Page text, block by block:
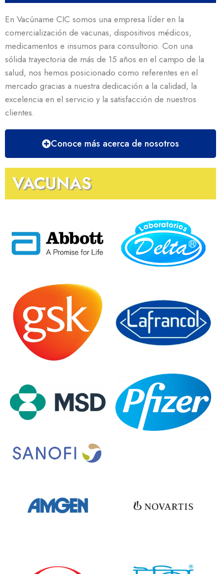
En Vacúname CIC somos una empresa líder en la
comercialización de vacunas, dispositivos médicos,
medicamentos e insumos para consultorio. Con una
sólida trayectoria de más de 15 años en el campo de la
salud, nos hemos posicionado como referentes en el
mercado gracias a nuestra dedicación a la calidad, la
excelencia en el servicio y la satisfacción de nuestros
clientes.
Conoce más acerca de nosotros
VACUNAS